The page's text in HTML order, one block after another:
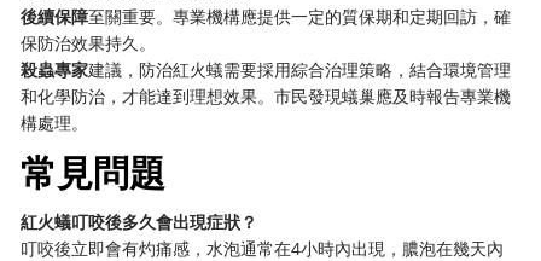
後續保障至關重要。專業機構應提供一定的質保期和定期回訪，確
保防治效果持久。
殺蟲專家建議，防治紅火蟻需要採用綜合治理策略，結合環境管理
和化學防治，才能達到理想效果。市民發現蟻巢應及時報告專業機
構處理。
常見問題
紅火蟻叮咬後多久會出現症狀？
叮咬後立即會有灼痛感，水泡通常在4小時內出現，膿泡在幾天內